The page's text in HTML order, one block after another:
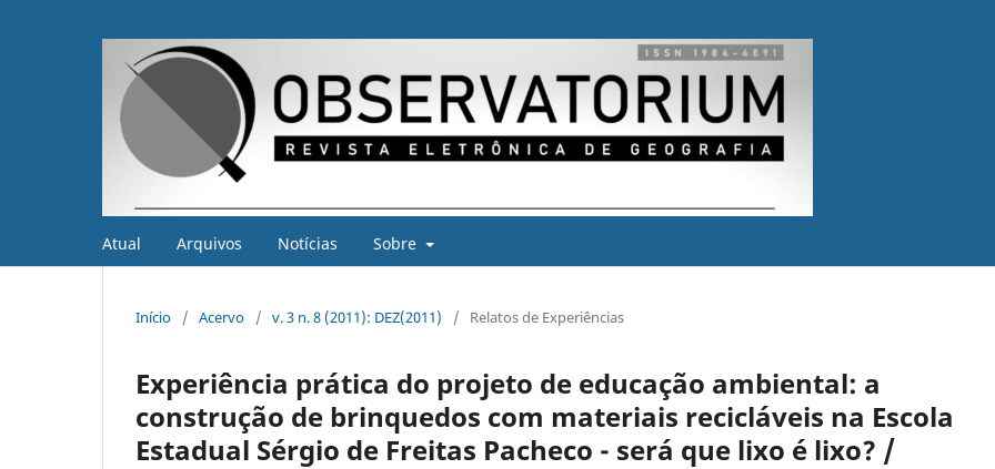
Atual Arquivos Notícias Sobre
Início / Acervo / v. 3 n. 8 (2011): DEZ(2011) / Relatos de Experiências
Experiência prática do projeto de educação ambiental: a
construção de brinquedos com materiais recicláveis na Escola
Estadual Sérgio de Freitas Pacheco - será que lixo é lixo? /